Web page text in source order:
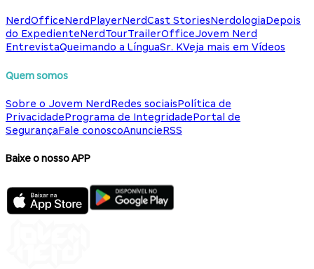
NerdOfficeNerdPlayerNerdCast StoriesNerdologiaDepois
do ExpedienteNerdTourTrailerOfficeJovem Nerd
EntrevistaQueimando a LínguaSr. KVeja mais em Vídeos
Quem somos
Sobre o Jovem NerdRedes sociaisPolítica de
PrivacidadePrograma de IntegridadePortal de
SegurançaFale conoscoAnuncieRSS
Baixe o nosso APP